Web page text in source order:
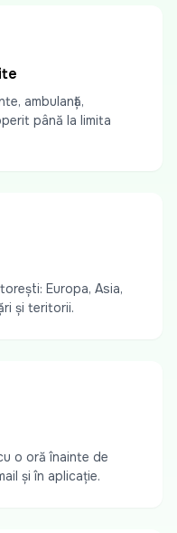
ambulanță,
până la limita
Europa, Asia,
și teritorii.
o oră înainte de
și în aplicație.